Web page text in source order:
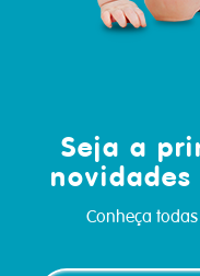
Seja a
Conheça